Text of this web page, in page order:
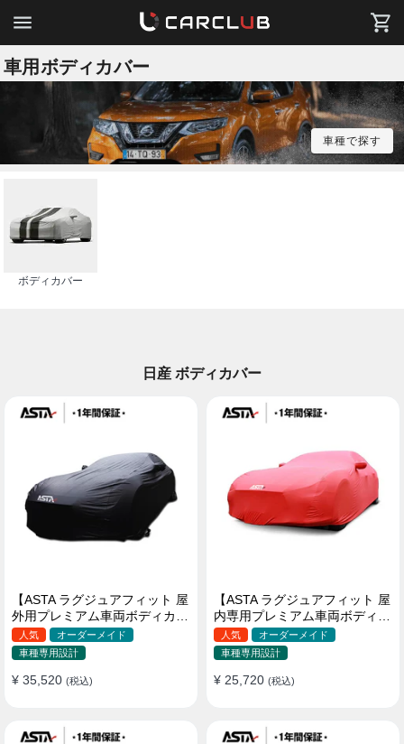
車用ボディカバー
車種で探す
ボディカバー
日産 ボディカバー
【ASTA ラグジュアフィット 屋
外用プレミアム車両ボディカバ
ー】PUレザー製 オーダーメイ
ド 高級感 裏起毛車カバー 強風
対策
人気
オーダーメイド
車種専用設計
¥ 35,520 (税込)
【ASTA ラグジュアフィット 屋
内専用プレミアム車両ボディカ
バー】オーダーメイド 最高級
生地 柔かい 裏起毛車カバー
人気
オーダーメイド
車種専用設計
¥ 25,720 (税込)